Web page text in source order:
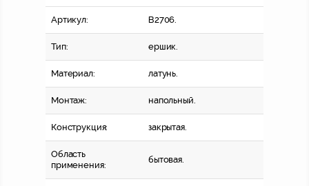
Артикул: В2706.
Тип: ершик.
Материал: латунь.
Монтаж: напольный.
Конструкция: закрытая.
Область
применения:
бытовая.